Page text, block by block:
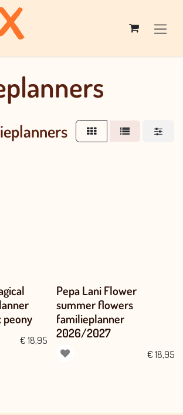
€ 18,95
Pepa Lani Flower
summer flowers
familieplanner
2026/2027
€ 18,95